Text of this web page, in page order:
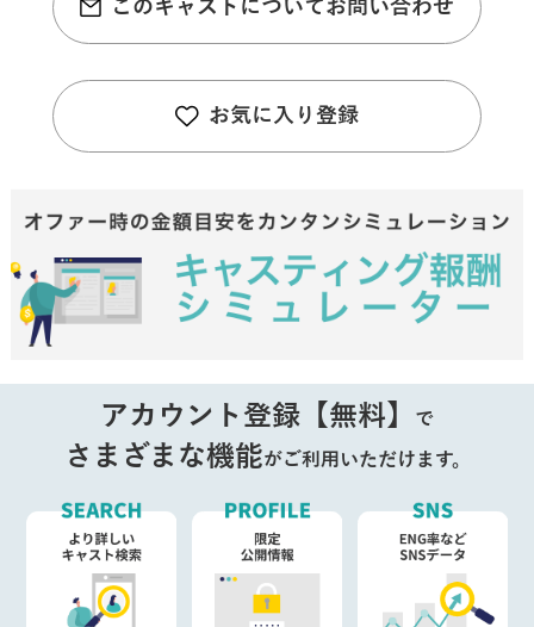
このキャストについてお問い合わせ
お気に入り登録
アカウント登録【無料】 で
さまざまな機能がご利用いただけます。